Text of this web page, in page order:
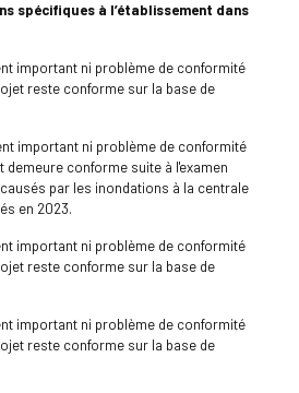
spécifiques à l’établissement dans
important ni problème de conformité
reste conforme sur la base de
important ni problème de conformité
demeure conforme suite à l'examen
par les inondations à la centrale
en 2023.
important ni problème de conformité
reste conforme sur la base de
important ni problème de conformité
reste conforme sur la base de